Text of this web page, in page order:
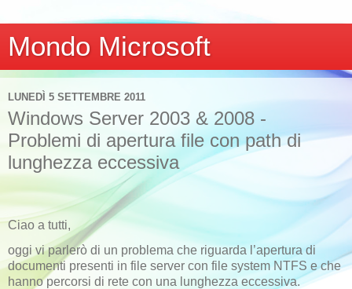
Mondo Microsoft
LUNEDÌ 5 SETTEMBRE 2011
Windows Server 2003 & 2008 -
Problemi di apertura file con path di
lunghezza eccessiva
Ciao a tutti,
oggi vi parlerò di un problema che riguarda l’apertura di
documenti presenti in file server con file system NTFS e che
hanno percorsi di rete con una lunghezza eccessiva.